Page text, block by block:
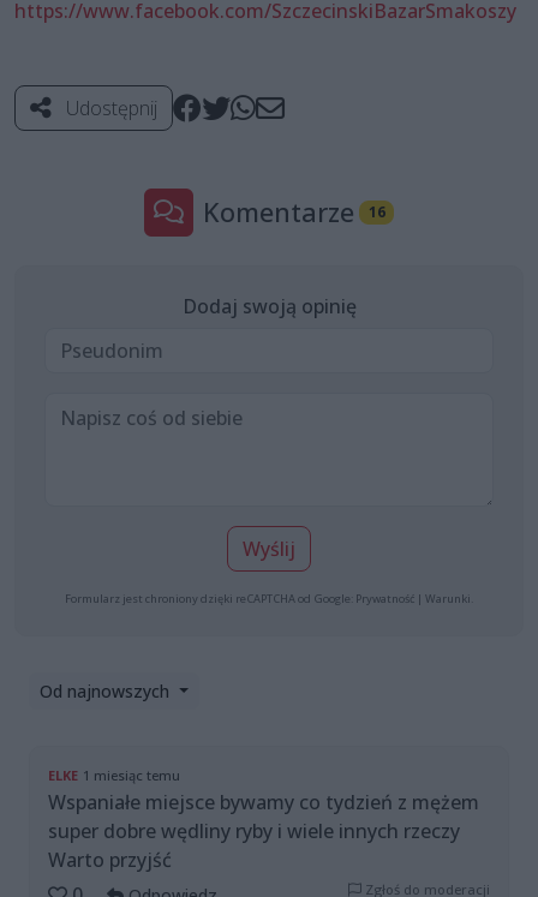
https://www.facebook.com/SzczecinskiBazarSmakoszy
Udostępnij
Komentarze 16
Dodaj swoją opinię
Wyślij
Formularz jest chroniony dzięki reCAPTCHA od Google: Prywatność | Warunki
Od najnowszych
ELKE 1 miesiąc temu
Wspaniałe miejsce bywamy co tydzień z mężem
super dobre wędliny ryby i wiele innych rzeczy
Warto przyjść
Zgłoś do moderacji